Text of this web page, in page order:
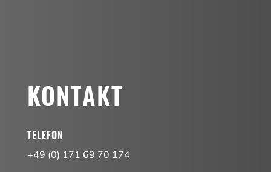
KONTAKT
TELEFON
+49 (0) 171 69 70 174